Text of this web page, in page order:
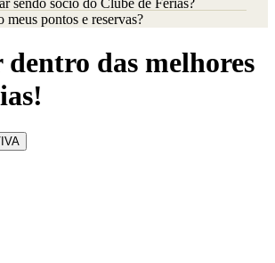
pontos e reservas?
das melhores